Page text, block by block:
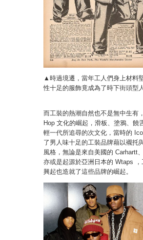
▲時過境遷，當年工人們身上材料
性十足的服飾竟成為了時下街頭型
而工裝的熱潮自然也不是無中生有
Hop 文化的崛起，滑板、塗鴉、饒
輕一代所追尋的次文化，當時的
了男人味十足的工裝品牌藉以襯托
風格，無論是來自美國的 Carhartt
亦或是起源於亞洲日本的 Wtaps ，
興起也造就了這些品牌的崛起。